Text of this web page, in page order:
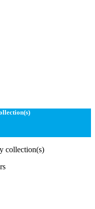
collection(s)